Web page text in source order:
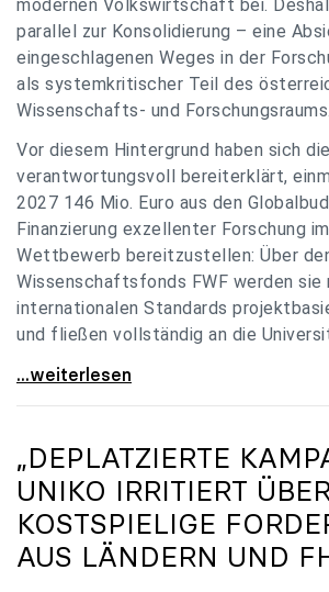
modernen Volkswirtschaft bei.
parallel zur Konsolidierung – eine
eingeschlagenen Weges in der
als systemkritischer Teil des
Wissenschafts- und Forschungsraums.
Vor diesem Hintergrund haben sich
verantwortungsvoll bereiterklärt,
2027 146 Mio. Euro aus den
Finanzierung exzellenter Forschung
Wettbewerb bereitzustellen: Über
Wissenschaftsfonds FWF werden sie
internationalen Standards
und fließen vollständig an die
Gemeinsam für einen starken
...weiterlesen
„DEPLATZIERTE
UNIKO IRRITIERT
KOSTSPIELIGE
AUS LÄNDERN UND